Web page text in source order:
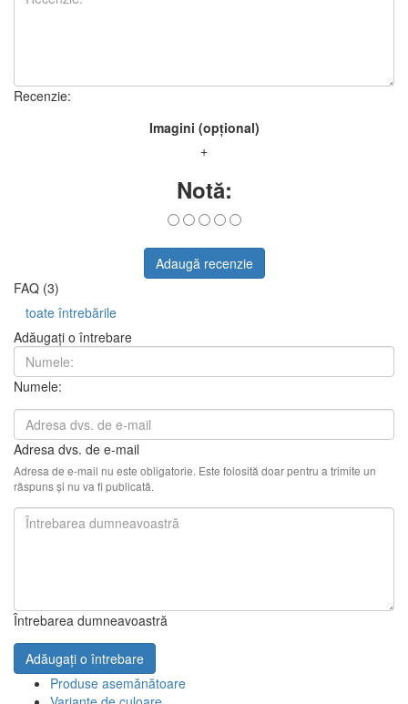
Recenzie:
Imagini (opțional)
+
Notă:
Adaugă recenzie
FAQ (3)
toate întrebările
Adăugați o întrebare
Numele:
Adresa dvs. de e-mail
Adresa de e-mail nu este obligatorie. Este folosită doar pentru a trimite un
răspuns și nu va fi publicată.
Întrebarea dumneavoastră
Adăugați o întrebare
Produse asemănătoare